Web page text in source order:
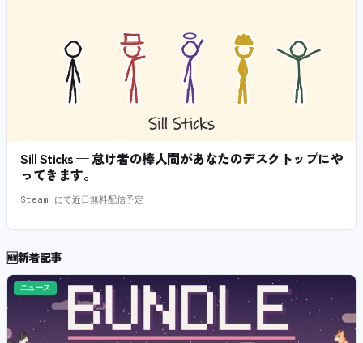
Sill Sticks — 怠け者の棒人間があなたのデスクトップにや
ってきます。
Steam にて近日無料配信予定
🆕新着記事
ニュース